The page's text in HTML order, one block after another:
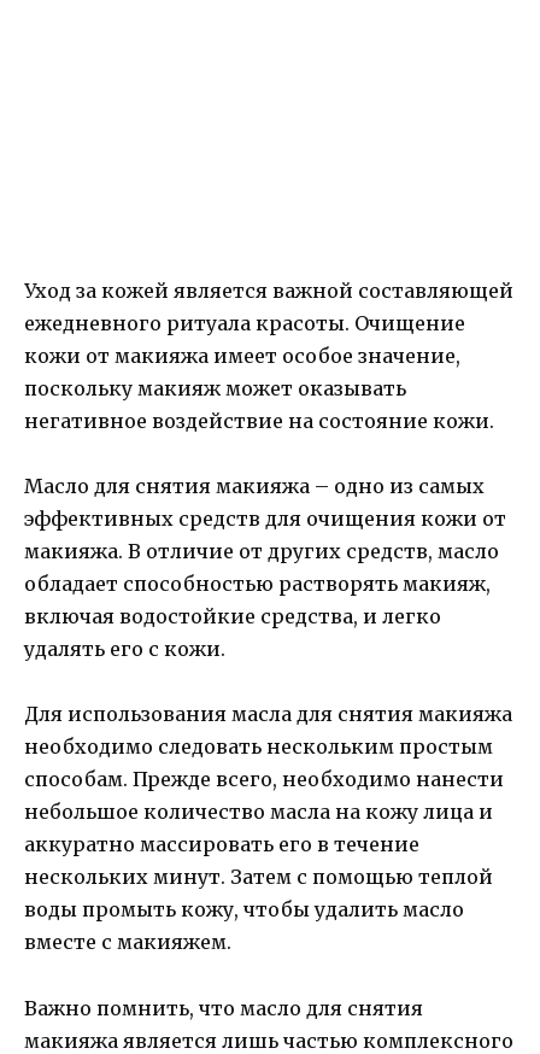
Уход за кожей является важной составляющей
ежедневного ритуала красоты. Очищение
кожи от макияжа имеет особое значение,
поскольку макияж может оказывать
негативное воздействие на состояние кожи.
Масло для снятия макияжа – одно из самых
эффективных средств для очищения кожи от
макияжа. В отличие от других средств, масло
обладает способностью растворять макияж,
включая водостойкие средства, и легко
удалять его с кожи.
Для использования масла для снятия макияжа
необходимо следовать нескольким простым
способам. Прежде всего, необходимо нанести
небольшое количество масла на кожу лица и
аккуратно массировать его в течение
нескольких минут. Затем с помощью теплой
воды промыть кожу, чтобы удалить масло
вместе с макияжем.
Важно помнить, что масло для снятия
макияжа является лишь частью комплексного